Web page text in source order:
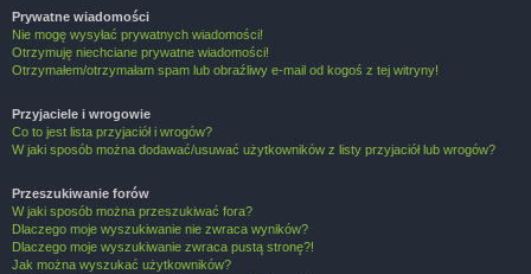
Prywatne wiadomości
Nie mogę wysyłać prywatnych wiadomości!
Otrzymuję niechciane prywatne wiadomości!
Otrzymałem/otrzymałam spam lub obraźliwy e-mail od kogoś z tej witryny!
Przyjaciele i wrogowie
Co to jest lista przyjaciół i wrogów?
W jaki sposób można dodawać/usuwać użytkowników z listy przyjaciół lub wrogów?
Przeszukiwanie forów
W jaki sposób można przeszukiwać fora?
Dlaczego moje wyszukiwanie nie zwraca wyników?
Dlaczego moje wyszukiwanie zwraca pustą stronę?!
Jak można wyszukać użytkowników?